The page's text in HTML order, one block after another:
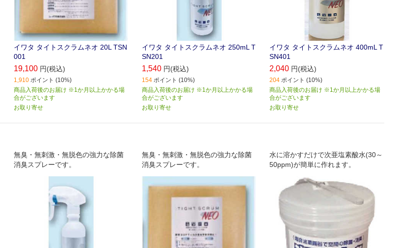
イワタ タイトスクラムネオ 20L TSN
001
19,100 円(税込)
1,910 ポイント (10%)
商品入荷後のお届け ※1か月以上かかる場
合がございます
お取り寄せ
イワタ タイトスクラムネオ 250mL T
SN201
1,540 円(税込)
154 ポイント (10%)
商品入荷後のお届け ※1か月以上かかる場
合がございます
お取り寄せ
イワタ タイトスクラムネオ 400mL T
SN401
2,040 円(税込)
204 ポイント (10%)
商品入荷後のお届け ※1か月以上かかる場
合がございます
お取り寄せ
無臭・無刺激・無脱色の強力な除菌
消臭スプレーです。
無臭・無刺激・無脱色の強力な除菌
消臭スプレーです。
水に溶かすだけで次亜塩素酸水(30～
50ppm)が簡単に作れます。